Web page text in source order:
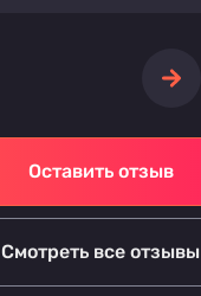
Оставить отзыв
Смотреть все отзывы